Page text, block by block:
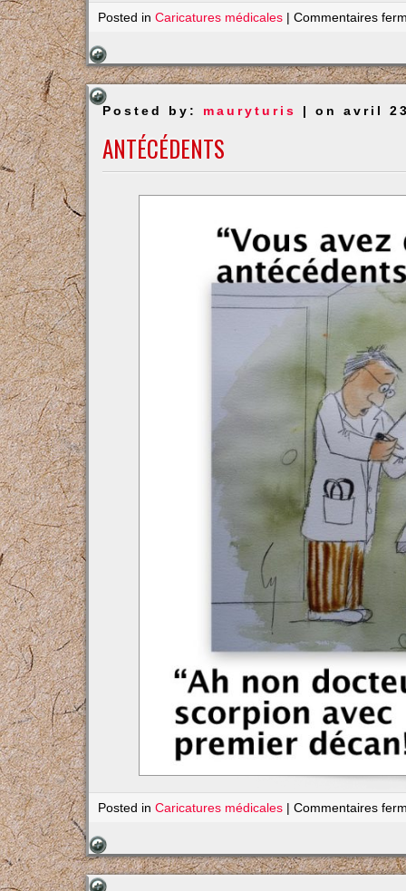
Posted inCaricatures médicales |Commentaires
Posted by: mauryturis | on avril
ANTÉCÉDENTS
Posted inCaricatures médicales |Commentaires